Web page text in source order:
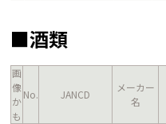
■酒類
画
像
か
も
No. JANCD
メーカー
名